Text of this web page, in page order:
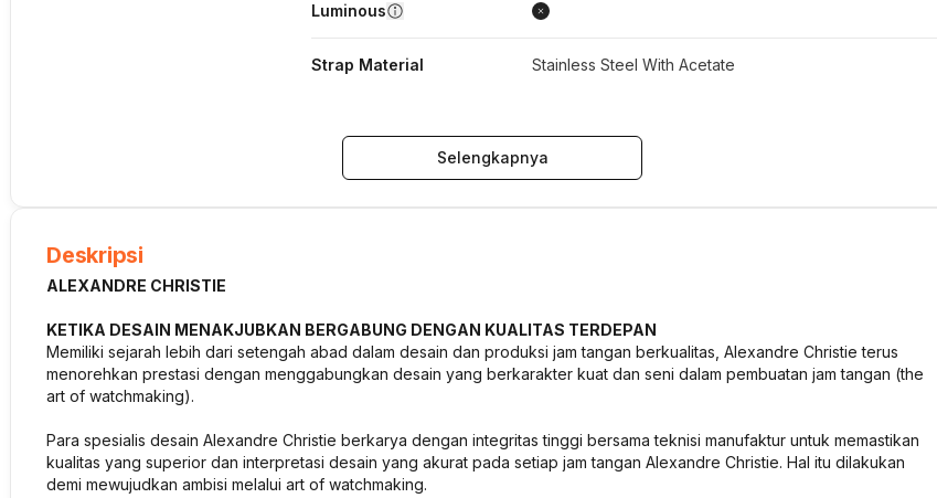
Luminous
Strap Material Stainless Steel With Acetate
Selengkapnya
Deskripsi
ALEXANDRE CHRISTIE
KETIKA DESAIN MENAKJUBKAN BERGABUNG DENGAN KUALITAS TERDEPAN
Memiliki sejarah lebih dari setengah abad dalam desain dan produksi jam tangan berkualitas, Alexandre Christie terus
menorehkan prestasi dengan menggabungkan desain yang berkarakter kuat dan seni dalam pembuatan jam tangan (the
art of watchmaking).
Para spesialis desain Alexandre Christie berkarya dengan integritas tinggi bersama teknisi manufaktur untuk memastikan
kualitas yang superior dan interpretasi desain yang akurat pada setiap jam tangan Alexandre Christie. Hal itu dilakukan
demi mewujudkan ambisi melalui art of watchmaking.